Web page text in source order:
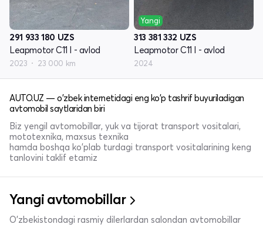
291 933 180 UZS
Leapmotor C11 I - avlod
2023 23 000 km
Yangi
313 381 332 UZS
Leapmotor C11 I - avlod
2024
AUTO.UZ — o'zbek internetidagi eng ko'p tashrif buyuriladigan
avtomobil saytlaridan biri
Biz yengil avtomobillar, yuk va tijorat transport vositalari,
mototexnika, maxsus texnika
hamda boshqa ko'plab turdagi transport vositalarining keng
tanlovini taklif etamiz
Yangi avtomobillar
O'zbekistondagi rasmiy dilerlardan salondan avtomobillar